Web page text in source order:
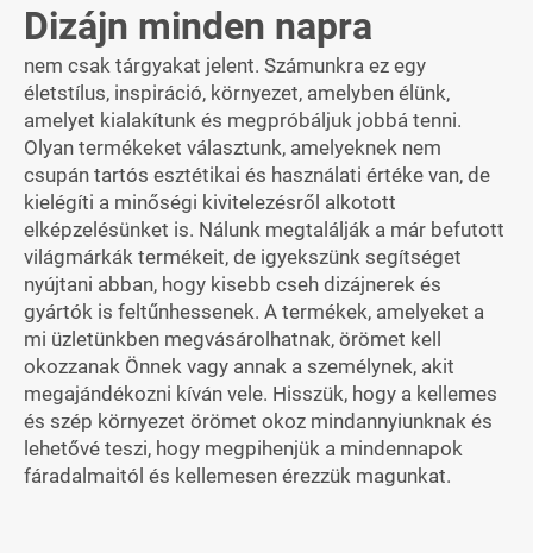
Dizájn minden napra
nem csak tárgyakat jelent. Számunkra ez egy
életstílus, inspiráció, környezet, amelyben élünk,
amelyet kialakítunk és megpróbáljuk jobbá tenni.
Olyan termékeket választunk, amelyeknek nem
csupán tartós esztétikai és használati értéke van, de
kielégíti a minőségi kivitelezésről alkotott
elképzelésünket is. Nálunk megtalálják a már befutott
világmárkák termékeit, de igyekszünk segítséget
nyújtani abban, hogy kisebb cseh dizájnerek és
gyártók is feltűnhessenek. A termékek, amelyeket a
mi üzletünkben megvásárolhatnak, örömet kell
okozzanak Önnek vagy annak a személynek, akit
megajándékozni kíván vele. Hisszük, hogy a kellemes
és szép környezet örömet okoz mindannyiunknak és
lehetővé teszi, hogy megpihenjük a mindennapok
fáradalmaitól és kellemesen érezzük magunkat.